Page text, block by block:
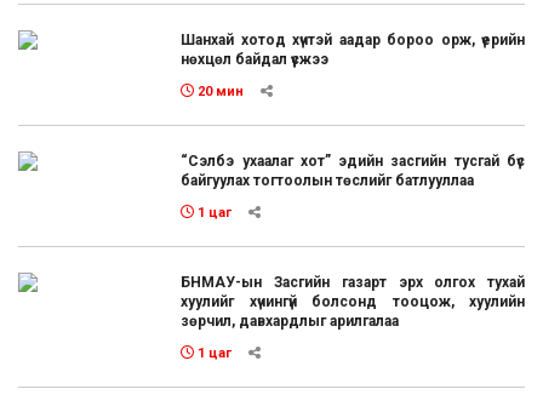
Шанхай хотод хүчтэй аадар бороо орж, үерийн
нөхцөл байдал үүсжээ
20 мин
“Сэлбэ ухаалаг хот” эдийн засгийн тусгай бүс
байгуулах тогтоолын төслийг батлууллаа
1 цаг
БНМАУ-ын Засгийн газарт эрх олгох тухай
хуулийг хүчингүй болсонд тооцож, хуулийн
зөрчил, давхардлыг арилгалаа
1 цаг